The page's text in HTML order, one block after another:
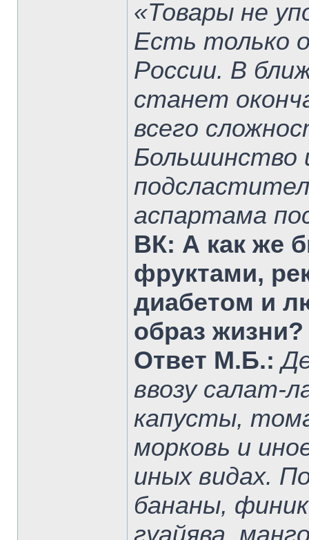
«Товары не
Есть только
России. В
станет
всего
Большинство
аспартама
ВК: А как же
фруктами,
диабетом и
образ жизни?
Ответ М.Б.:
ввозу салат-
капусты,
морковь и
иных видах.
бананы,
гуайява,